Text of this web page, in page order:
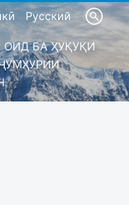
Русский
ОИД БА ҲУҚУҚИ